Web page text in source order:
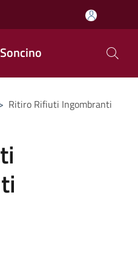
Ritiro Rifiuti Ingombranti